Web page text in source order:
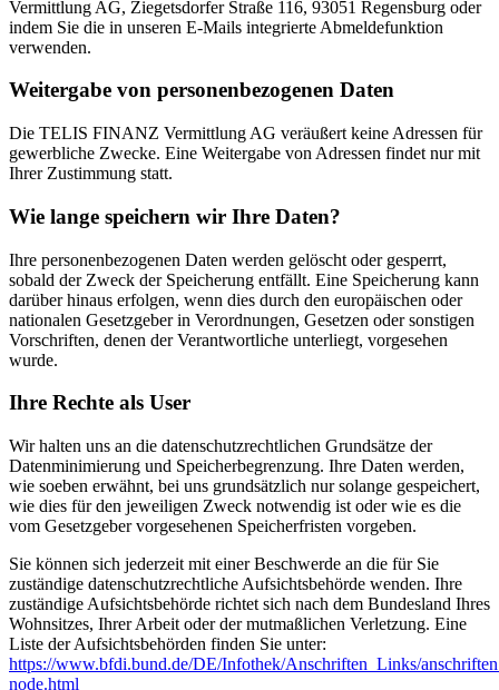
Vermittlung AG, Ziegetsdorfer Straße 116, 93051 Regensburg oder
indem Sie die in unseren E-Mails integrierte Abmeldefunktion
verwenden.
Weitergabe von personenbezogenen Daten
Die TELIS FINANZ Vermittlung AG veräußert keine Adressen für
gewerbliche Zwecke. Eine Weitergabe von Adressen findet nur mit
Ihrer Zustimmung statt.
Wie lange speichern wir Ihre Daten?
Ihre personenbezogenen Daten werden gelöscht oder gesperrt,
sobald der Zweck der Speicherung entfällt. Eine Speicherung kann
darüber hinaus erfolgen, wenn dies durch den europäischen oder
nationalen Gesetzgeber in Verordnungen, Gesetzen oder sonstigen
Vorschriften, denen der Verantwortliche unterliegt, vorgesehen
wurde.
Ihre Rechte als User
Wir halten uns an die datenschutzrechtlichen Grundsätze der
Datenminimierung und Speicherbegrenzung. Ihre Daten werden,
wie soeben erwähnt, bei uns grundsätzlich nur solange gespeichert,
wie dies für den jeweiligen Zweck notwendig ist oder wie es die
vom Gesetzgeber vorgesehenen Speicherfristen vorgeben.
Sie können sich jederzeit mit einer Beschwerde an die für Sie
zuständige datenschutzrechtliche Aufsichtsbehörde wenden. Ihre
zuständige Aufsichtsbehörde richtet sich nach dem Bundesland Ihres
Wohnsitzes, Ihrer Arbeit oder der mutmaßlichen Verletzung. Eine
Liste der Aufsichtsbehörden finden Sie unter:
https://www.bfdi.bund.de/DE/Infothek/Anschriften_Links/
node.html